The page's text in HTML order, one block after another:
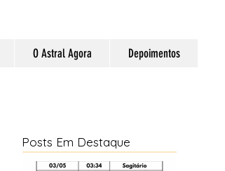
O Astral Agora Depoimentos
Posts Em Destaque